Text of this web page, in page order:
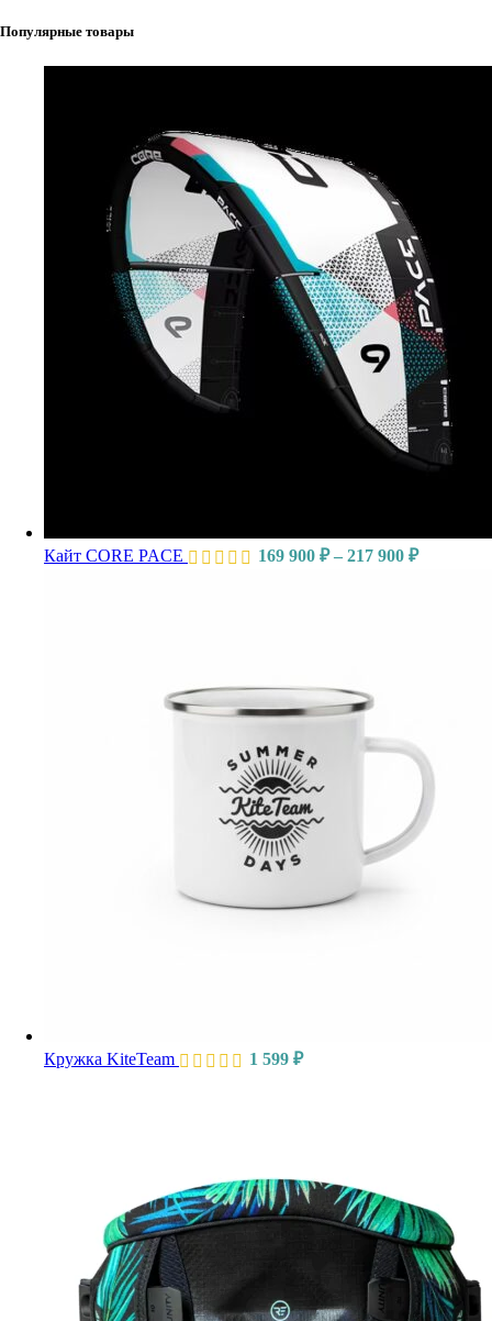
Популярные товары
Кайт CORE PACE 169 900 ₽ – 217 900 ₽
Кружка KiteTeam 1 599 ₽